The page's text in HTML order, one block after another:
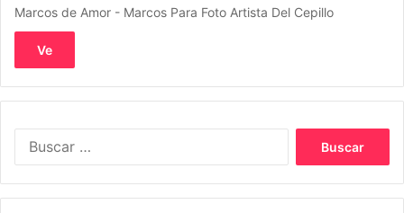
Marcos de Amor - Marcos Para Foto Artista Del Cepillo
Ve